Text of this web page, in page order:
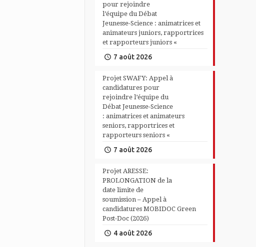
pour rejoindre
l’équipe du Débat
Jeunesse-Science : animatrices et
animateurs juniors, rapportrices
et rapporteurs juniors «
7 août 2026
Projet SWAFY: Appel à
candidatures pour
rejoindre l’équipe du
Débat Jeunesse-Science
: animatrices et animateurs
seniors, rapportrices et
rapporteurs seniors «
7 août 2026
Projet ARESSE:
PROLONGATION de la
date limite de
soumission – Appel à
candidatures MOBIDOC Green
Post-Doc (2026)
4 août 2026